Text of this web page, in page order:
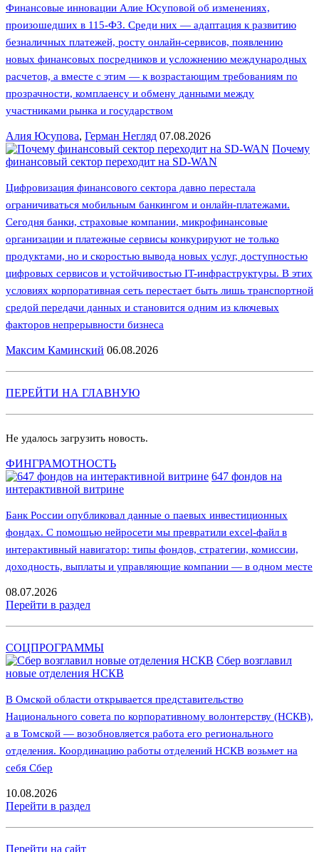
Финансовые инновации Алие Юсуповой об изменениях,
произошедших в 115-ФЗ. Среди них — адаптация к развитию
безналичных платежей, росту онлайн-сервисов, появлению
новых финансовых посредников и усложнению международных
расчетов, а вместе с этим — к возрастающим требованиям по
прозрачности, комплаенсу и обмену данными между
участниками рынка и государством
Алия Юсупова, Герман Негляд 07.08.2026
Почему
финансовый сектор переходит на SD-WAN
Цифровизация финансового сектора давно перестала
ограничиваться мобильным банкингом и онлайн-платежами.
Сегодня банки, страховые компании, микрофинансовые
организации и платежные сервисы конкурируют не только
продуктами, но и скоростью вывода новых услуг, доступностью
цифровых сервисов и устойчивостью IT-инфраструктуры. В этих
условиях корпоративная сеть перестает быть лишь транспортной
средой передачи данных и становится одним из ключевых
факторов непрерывности бизнеса
Максим Каминский 06.08.2026
ПЕРЕЙТИ НА ГЛАВНУЮ
Не удалось загрузить новость.
ФИНГРАМОТНОСТЬ
647 фондов на
интерактивной витрине
Банк России опубликовал данные о паевых инвестиционных
фондах. С помощью нейросети мы превратили excel-файл в
интерактивный навигатор: типы фондов, стратегии, комиссии,
доходность, выплаты и управляющие компании — в одном месте
08.07.2026
Перейти в раздел
СОЦПРОГРАММЫ
Сбер возглавил
новые отделения НСКВ
В Омской области открывается представительство
Национального совета по корпоративному волонтерству (НСКВ),
а в Томской — возобновляется работа его регионального
отделения. Координацию работы отделений НСКВ возьмет на
себя Сбер
10.08.2026
Перейти в раздел
Перейти на сайт